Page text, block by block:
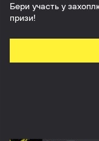
Бери участь у
призи!